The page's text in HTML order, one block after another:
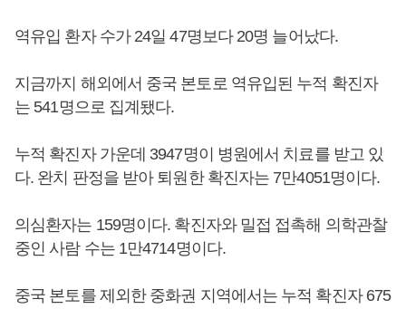
역유입 환자 수가 24일 47명보다 20명 늘어났다.
지금까지 해외에서 중국 본토로 역유입된 누적 확진자
는 541명으로 집계됐다.
누적 확진자 가운데 3947명이 병원에서 치료를 받고 있
다. 완치 판정을 받아 퇴원한 확진자는 7만4051명이다.
의심환자는 159명이다. 확진자와 밀접 접촉해 의학관찰
중인 사람 수는 1만4714명이다.
중국 본토를 제외한 중화권 지역에서는 누적 확진자 675